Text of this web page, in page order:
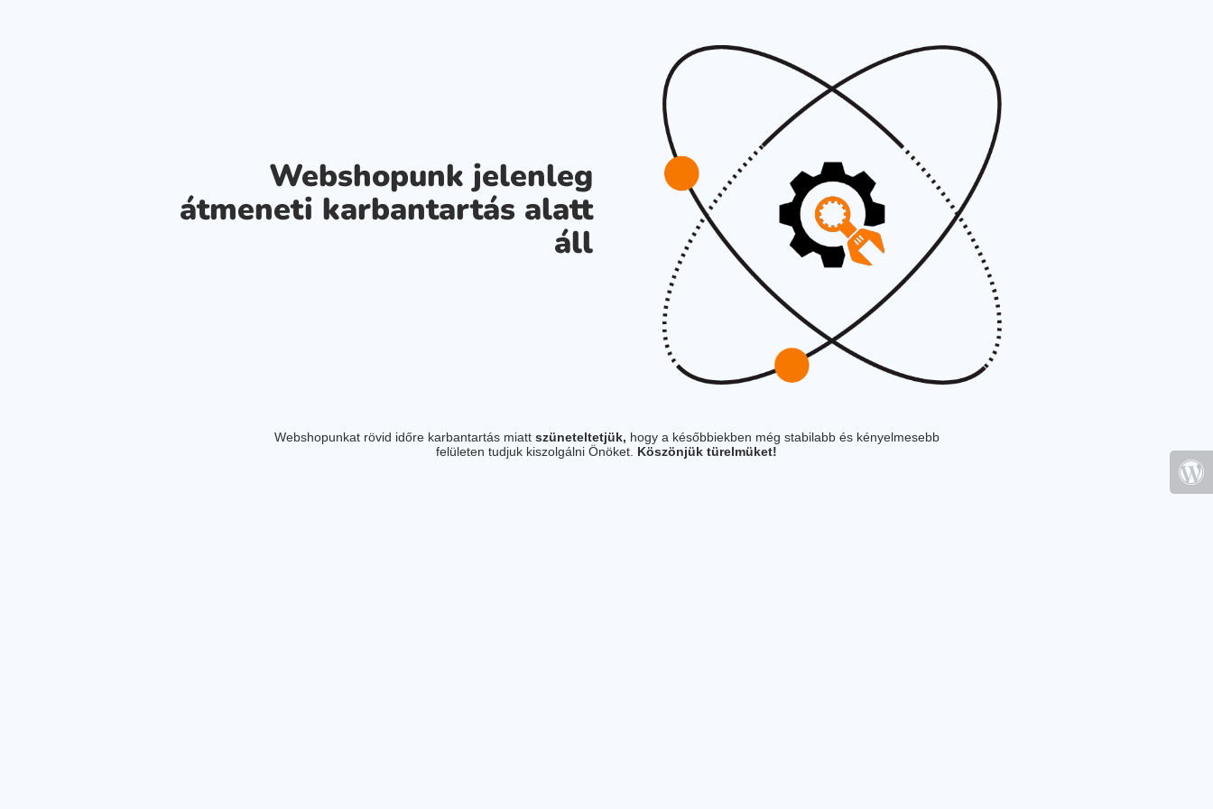
Webshopunk jelenleg
átmeneti karbantartás alatt
áll
Webshopunkat rövid időre karbantartás miatt szüneteltetjük, hogy a későbbiekben még stabilabb és kényelmesebb
felületen tudjuk kiszolgálni Önöket. Köszönjük türelmüket!